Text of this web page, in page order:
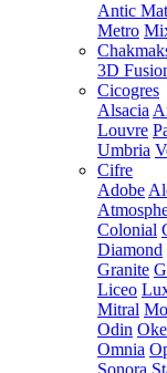
Antic
Metro
3D
Cicogres
Alsacia
Louvre
Umbria
Cifre
Adobe
Colonial
Diamond
Granite
Liceo
Mitral
Odin
Omnia